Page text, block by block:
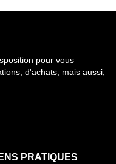
pour vous
d'achats, mais aussi,
PRATIQUES